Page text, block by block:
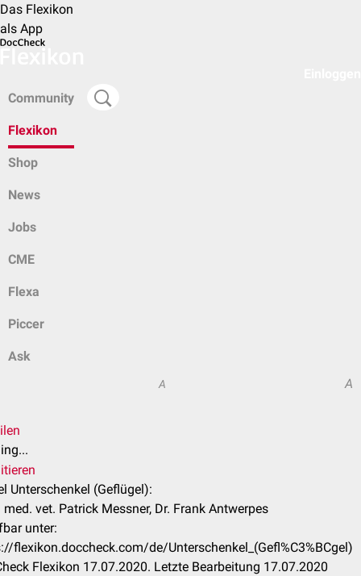
Das Flexikon
als App
Community
Flexikon
Shop
News
Jobs
CME
Flexa
Piccer
Ask
A A
Unterschenkel (Geflügel):
vet. Patrick Messner, Dr. Frank Antwerpes
unter:
flexikon.doccheck.com/de/Unterschenkel_(Gefl%C3%BCgel)
Flexikon 17.07.2020. Letzte Bearbeitung 17.07.2020